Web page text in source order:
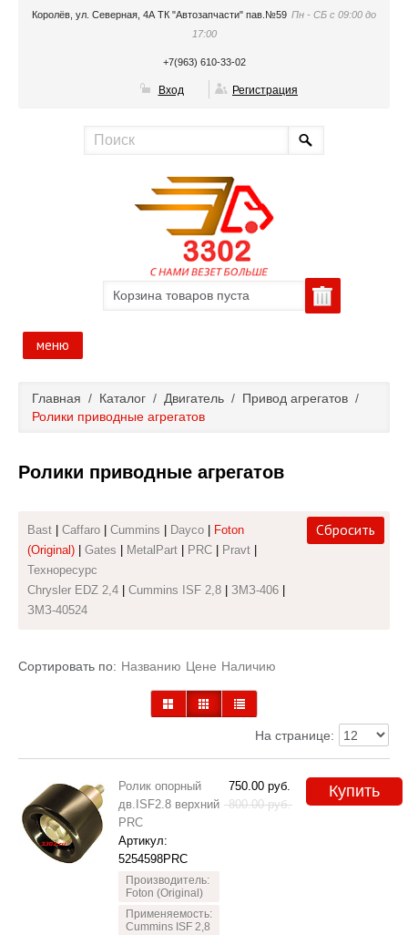
Королёв, ул. Северная, 4А ТК "Автозапчасти" пав.№59 Пн - СБ с 09:00 до
17:00
+7(963) 610-33-02
Вход Регистрация
Корзина товаров пуста
меню
Каталог
Полезные статьи
Покупка и оплата
Контакты
Главная / Каталог / Двигатель / Привод агрегатов /
Ролики приводные агрегатов
Ролики приводные агрегатов
Bast Caffaro Cummins Dayco
Foton
(Original)
Gates MetalPart PRC Pravt
Техноресурс
Chrysler EDZ 2,4
Cummins ISF 2,8 ЗМЗ-406
ЗМЗ-40524
Сбросить
Сортировать по: Названию Цене Наличию
На странице:
Ролик опорный
дв.ISF2.8 верхний
PRC
Артикул:
5254598PRC
Производитель:
Foton (Original)
Применяемость:
Cummins ISF 2,8
750.00 руб.
800.00 руб.
Купить